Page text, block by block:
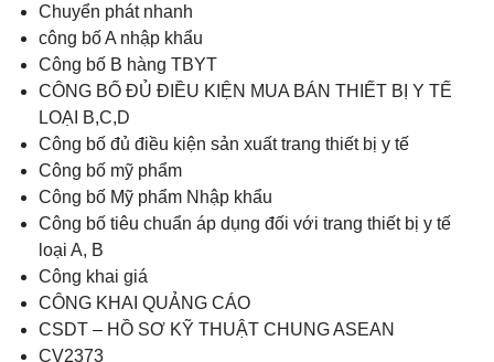
Chuyển phát nhanh
công bố A nhập khẩu
Công bố B hàng TBYT
CÔNG BỐ ĐỦ ĐIỀU KIỆN MUA BÁN THIẾT BỊ Y TẾ
LOẠI B,C,D
Công bố đủ điều kiện sản xuất trang thiết bị y tế
Công bố mỹ phẩm
Công bố Mỹ phẩm Nhập khẩu
Công bố tiêu chuẩn áp dụng đối với trang thiết bị y tế
loại A, B
Công khai giá
CÔNG KHAI QUẢNG CÁO
CSDT – HỒ SƠ KỸ THUẬT CHUNG ASEAN
CV2373